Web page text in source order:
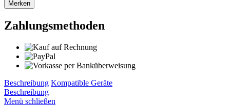
Merken
Zahlungsmethoden
Beschreibung Kompatible Geräte
Beschreibung
Menü schließen